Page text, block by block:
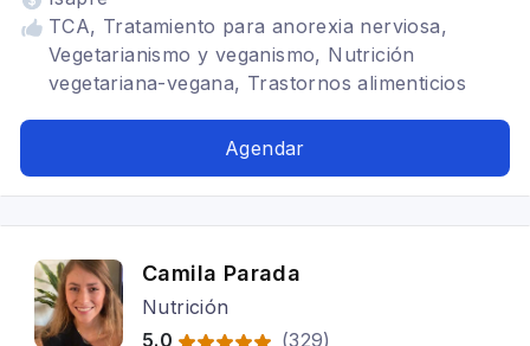
TCA, Tratamiento para anorexia nerviosa,
Vegetarianismo y veganismo, Nutrición
vegetariana-vegana, Trastornos alimenticios
de Personalidad, TLP, Trastorno del espectro
Atracón, Nutricionista deportivo, rumiación,
fibromialgia, TOC, bipolaridad
Agendar
Camila Parada
Nutrición
5.0
(329)